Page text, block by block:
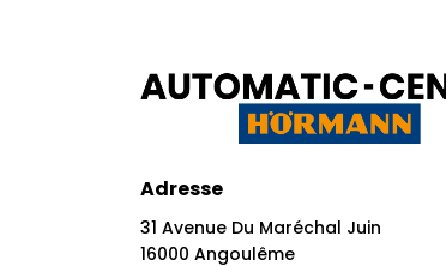
Adresse
31 Avenue Du Maréchal Juin
16000 Angoulême